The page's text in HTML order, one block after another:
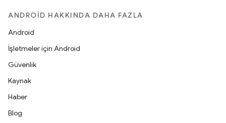
ANDROID HAKKINDA DAHA FAZLA
Android
İşletmeler için Android
Güvenlik
Kaynak
Haber
Blog